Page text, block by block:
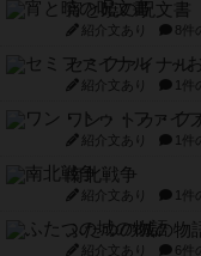
宵と暁の呪文書
紹介文あり 8件
セミファイナル
紹介文あり 1件
ワン・トゥ・フ
紹介文あり 1件
南北戦争
紹介文あり 1件
ふたつの城の物
紹介文あり 6件